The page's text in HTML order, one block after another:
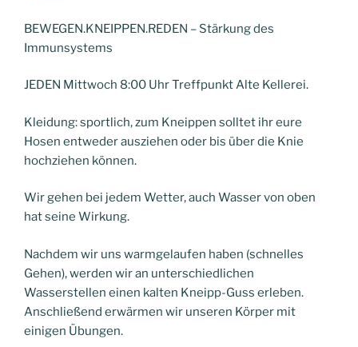
BEWEGEN.KNEIPPEN.REDEN – Stärkung des
Immunsystems
JEDEN Mittwoch 8:00 Uhr Treffpunkt Alte Kellerei.
Kleidung: sportlich, zum Kneippen solltet ihr eure
Hosen entweder ausziehen oder bis über die Knie
hochziehen können.
Wir gehen bei jedem Wetter, auch Wasser von oben
hat seine Wirkung.
Nachdem wir uns warmgelaufen haben (schnelles
Gehen), werden wir an unterschiedlichen
Wasserstellen einen kalten Kneipp-Guss erleben.
Anschließend erwärmen wir unseren Körper mit
einigen Übungen.